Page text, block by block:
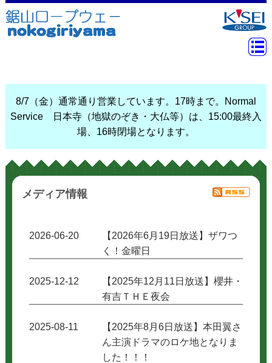
8/7（金）通常通り営業しています。17時まで。Normal
Service 日本寺（地獄のぞき・大仏等）は、15:00最終入
場、16時閉場となります。
メディア情報
2026-06-20
【2026年6月19日放送】ザワつ
く！金曜日
2025-12-12
【2025年12月11日放送】櫻井・
有吉ＴＨＥ夜会
2025-08-11
【2025年8月6日放送】本田翼さ
ん主演ドラマのロケ地となりま
した！！！